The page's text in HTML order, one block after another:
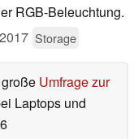
RGB-Beleuchtung.
Storage
Umfrage zur
Laptops und